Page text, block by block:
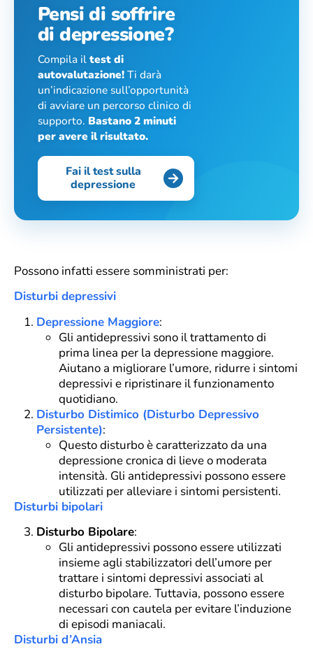
Pensi di soffrire
di depressione?
Compila iltest di
autovalutazione!Ti darà
un’indicazione sull’opportunità
di avviare un percorso clinico di
supporto. Bastano 2 minuti
per avere il risultato.
Fai il test sulla
depressione
Possono infatti essere somministrati per:
Disturbi depressivi
Depressione Maggiore:
Gli antidepressivi sono il trattamento di
prima linea per la depressione maggiore.
Aiutano a migliorare l’umore, ridurre i sintomi
depressivi e ripristinare il funzionamento
quotidiano.
Disturbo Distimico (Disturbo Depressivo
Persistente):
Questo disturbo è caratterizzato da una
depressione cronica di lieve o moderata
intensità. Gli antidepressivi possono essere
utilizzati per alleviare i sintomi persistenti.
Disturbi bipolari
Disturbo Bipolare:
Gli antidepressivi possono essere utilizzati
insieme agli stabilizzatori dell’umore per
trattare i sintomi depressivi associati al
disturbo bipolare. Tuttavia, possono essere
necessari con cautela per evitare l’induzione
di episodi maniacali.
Disturbi d’Ansia